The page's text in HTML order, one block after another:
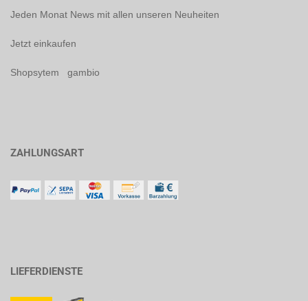
Jeden Monat News mit allen unseren Neuheiten
Jetzt einkaufen
Shopsytem gambio
ZAHLUNGSART
LIEFERDIENSTE